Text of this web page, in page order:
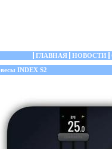
ГЛАВНАЯ НОВОСТИ
INDEX S2